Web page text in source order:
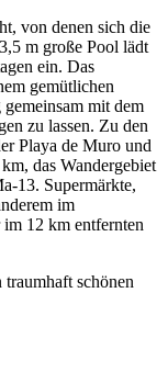
von denen sich die
m große Pool lädt
ein. Das
gemütlichen
mit dem
zu lassen. Zu den
Playa de Muro und
das Wandergebiet
13. Supermärkte,
im
im 12 km entfernten
schönen